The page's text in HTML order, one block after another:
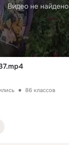
Видео не найдено
86 классов